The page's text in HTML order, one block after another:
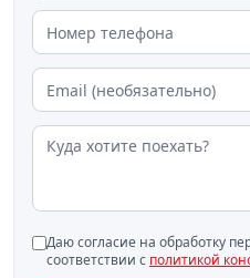
Даю согласие на обработку
соответствии с политикой